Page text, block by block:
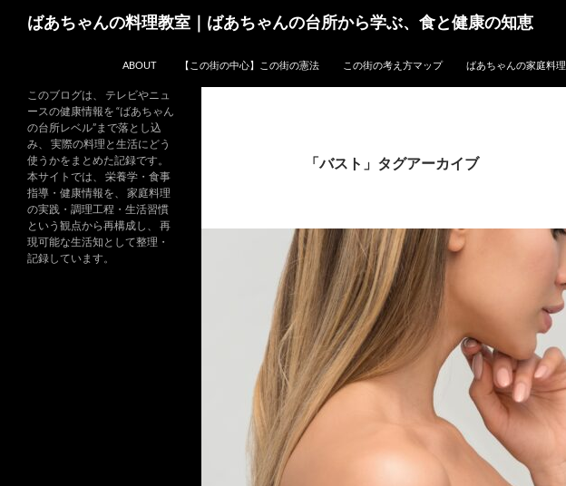
ばあちゃんの料理教室｜ばあちゃんの台所から学ぶ、食と健康の知恵
ABOUT 【この街の中心】この街の憲法 この街の考え方マップ ばあちゃんの家庭料理
「バスト」タグアーカイブ
このブログは、 テレビやニュ
ースの健康情報を “ばあちゃん
の台所レベル”まで落とし込
み、 実際の料理と生活にどう
使うかをまとめた記録です。
本サイトでは、 栄養学・食事
指導・健康情報を、 家庭料理
の実践・調理工程・生活習慣
という観点から再構成し、 再
現可能な生活知として整理・
記録しています。